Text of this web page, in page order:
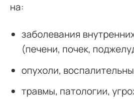
на:
заболевания
(печени, почек,
опухоли,
травмы, патологии,